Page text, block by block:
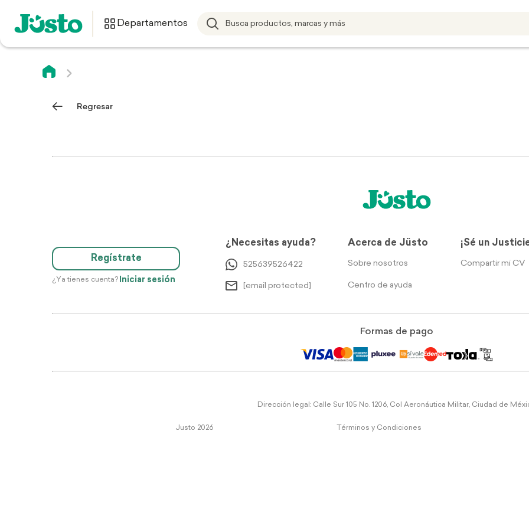
Departamentos
Regresar
Regístrate
¿Ya tienes cuenta? Iniciar sesión
¿Necesitas ayuda?
525639526422
[email protected]
Acerca de Jüsto
Sobre nosotros
Centro de ayuda
¡Sé un
Compartir mi CV
Formas de pago
Dirección legal: Calle Sur 105 No. 1206, Col Aeronáutica Militar, Ciudad de
Justo 2026 Términos y Condiciones